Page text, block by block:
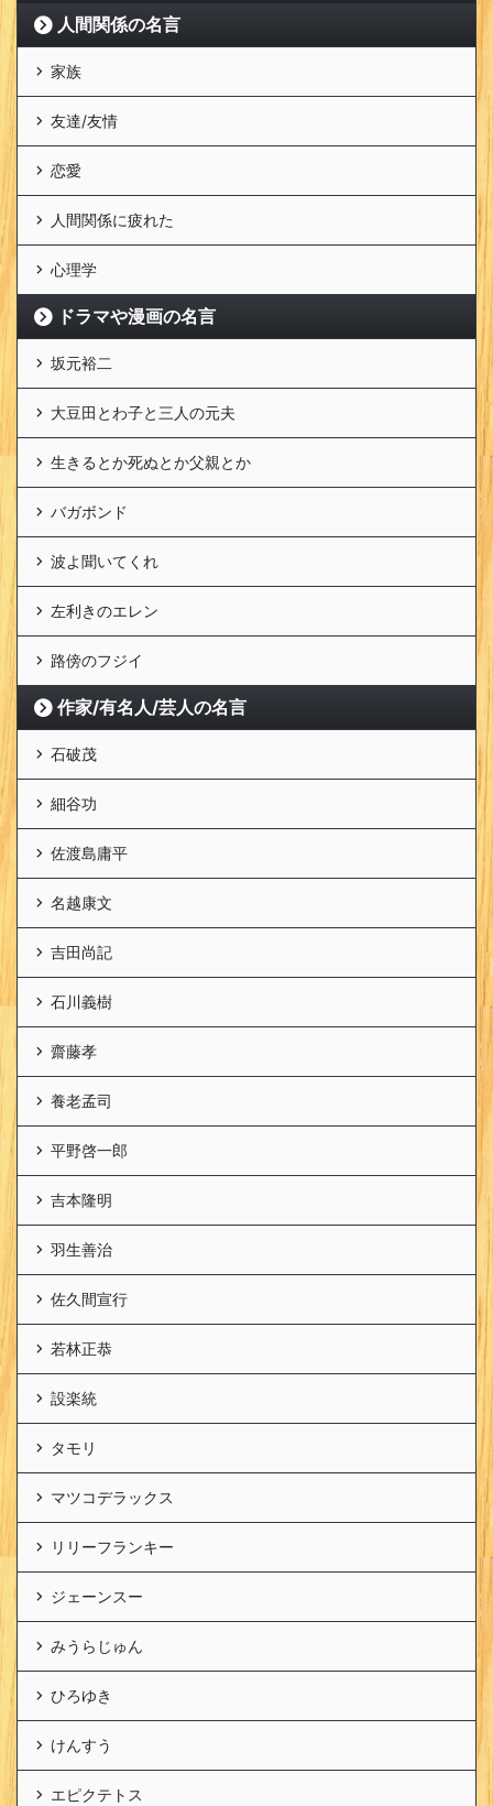
人間関係の名言
家族
友達/友情
恋愛
人間関係に疲れた
心理学
ドラマや漫画の名言
坂元裕二
大豆田とわ子と三人の元夫
生きるとか死ぬとか父親とか
バガボンド
波よ聞いてくれ
左利きのエレン
路傍のフジイ
作家/有名人/芸人の名言
石破茂
細谷功
佐渡島庸平
名越康文
吉田尚記
石川義樹
齋藤孝
養老孟司
平野啓一郎
吉本隆明
羽生善治
佐久間宣行
若林正恭
設楽統
タモリ
マツコデラックス
リリーフランキー
ジェーンスー
みうらじゅん
ひろゆき
けんすう
エピクテトス